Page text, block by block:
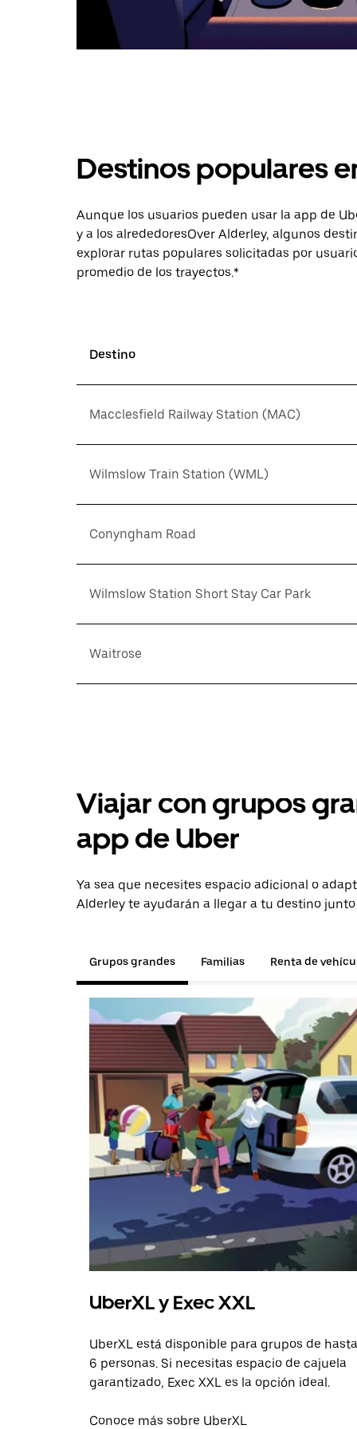
Destinos populares
Aunque los usuarios pueden usar la app de
y a los alrededoresOver Alderley, algunos
explorar rutas populares solicitadas por
promedio de los trayectos.*
Destino
Macclesfield Railway Station (MAC)
Wilmslow Train Station (WML)
Conyngham Road
Wilmslow Station Short Stay Car Park
Waitrose
Viajar con grupos
app de Uber
Ya sea que necesites espacio adicional o
Alderley te ayudarán a llegar a tu destino
Grupos grandes Familias Renta de
UberXL y Exec XXL
UberXL está disponible para grupos de hasta
6 personas. Si necesitas espacio de cajuela
garantizado, Exec XXL es la opción ideal.
Conoce más sobre UberXL